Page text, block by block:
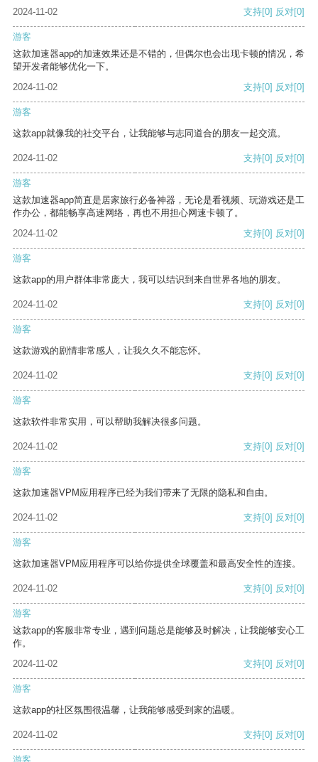
2024-11-02 支持[0] 反对[0]
游客
这款加速器app的加速效果还是不错的，但偶尔也会出现卡顿的情况，希
望开发者能够优化一下。
2024-11-02
支持[0] 反对[0]
游客
这款app就像我的社交平台，让我能够与志同道合的朋友一起交流。
2024-11-02 支持[0] 反对[0]
游客
这款加速器app简直是居家旅行必备神器，无论是看视频、玩游戏还是工
作办公，都能畅享高速网络，再也不用担心网速卡顿了。
2024-11-02
支持[0] 反对[0]
游客
这款app的用户群体非常庞大，我可以结识到来自世界各地的朋友。
2024-11-02 支持[0] 反对[0]
游客
这款游戏的剧情非常感人，让我久久不能忘怀。
2024-11-02 支持[0] 反对[0]
游客
这款软件非常实用，可以帮助我解决很多问题。
2024-11-02 支持[0] 反对[0]
游客
这款加速器VPM应用程序已经为我们带来了无限的隐私和自由。
2024-11-02 支持[0] 反对[0]
游客
这款加速器VPM应用程序可以给你提供全球覆盖和最高安全性的连接。
2024-11-02 支持[0] 反对[0]
游客
这款app的客服非常专业，遇到问题总是能够及时解决，让我能够安心工
作。
2024-11-02
支持[0] 反对[0]
游客
这款app的社区氛围很温馨，让我能够感受到家的温暖。
2024-11-02 支持[0] 反对[0]
游客